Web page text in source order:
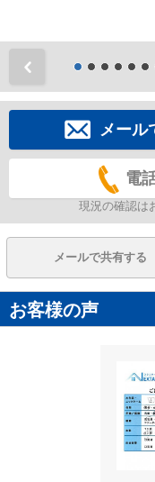
メール
電
現況の確認は
メールで共有する
お客様の声